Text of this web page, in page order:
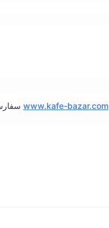
www.kafe-bazar.com